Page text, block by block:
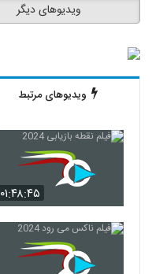
ویدیوهای دیگر
ویدیوهای مرتبط
۰۱:۴۸:۴۵